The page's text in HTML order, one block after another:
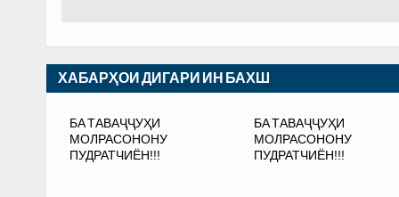
ХАБАРҲОИ ДИГАРИ ИН БАХШ
БА ТАВАҶҶУҲИ
МОЛРАСОНОНУ
ПУДРАТЧИЁН!!!
БА ТАВАҶҶУҲИ
МОЛРАСОНОНУ
ПУДРАТЧИЁН!!!